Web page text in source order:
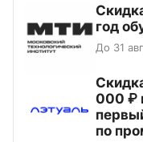
год
До 31
000 ₽
по